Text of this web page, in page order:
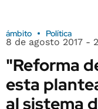
ámbito Política
8 de agosto 2017 -
"Reforma
esta
al sistema